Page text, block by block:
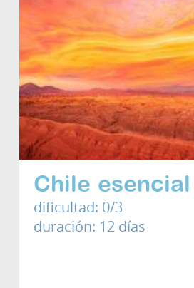
Chile esencial
dificultad: 0/3
duración: 12 días